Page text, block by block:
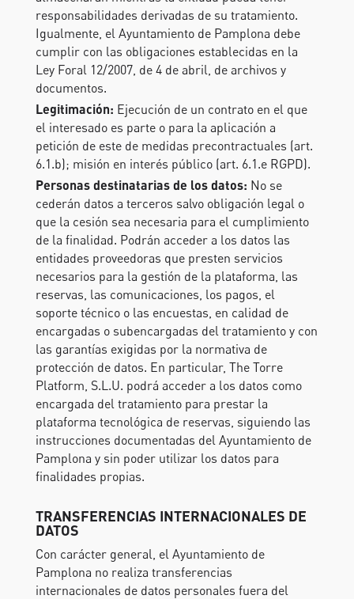
responsabilidades derivadas de su tratamiento.
Igualmente, el Ayuntamiento de Pamplona debe
cumplir con las obligaciones establecidas en la
Ley Foral 12/2007, de 4 de abril, de archivos y
documentos.
Legitimación: Ejecución de un contrato en el que
el interesado es parte o para la aplicación a
petición de este de medidas precontractuales (art.
6.1.b); misión en interés público (art. 6.1.e RGPD).
Personas destinatarias de los datos: No se
cederán datos a terceros salvo obligación legal o
que la cesión sea necesaria para el cumplimiento
de la finalidad. Podrán acceder a los datos las
entidades proveedoras que presten servicios
necesarios para la gestión de la plataforma, las
reservas, las comunicaciones, los pagos, el
soporte técnico o las encuestas, en calidad de
encargadas o subencargadas del tratamiento y con
las garantías exigidas por la normativa de
protección de datos. En particular, The Torre
Platform, S.L.U. podrá acceder a los datos como
encargada del tratamiento para prestar la
plataforma tecnológica de reservas, siguiendo las
instrucciones documentadas del Ayuntamiento de
Pamplona y sin poder utilizar los datos para
finalidades propias.
TRANSFERENCIAS INTERNACIONALES DE
DATOS
Con carácter general, el Ayuntamiento de
Pamplona no realiza transferencias
internacionales de datos personales fuera del